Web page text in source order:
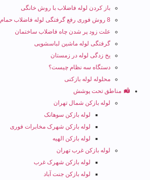
باز کردن لوله فاضلاب با روش خانگی
8 روش فوری رفع گرفتگی لوله فاضلاب حمام
علت زود پر شدن چاه فاضلاب ساختمان
گرفتگی لوله ماشین لباسشویی
یخ زدگی لوله در زمستان
دستگاه سه نظام چیست؟
محلوله لوله بازکنی
مناطق تحت پوشش
لوله بازکن شمال تهران
لوله بازکن سوهانک
لوله بازکن شهرک مخابرات فوری
لوله بازکن الهیه
لوله بازکن غرب تهران
لوله بازکن شهرک غرب
لوله بازکن جنت آباد